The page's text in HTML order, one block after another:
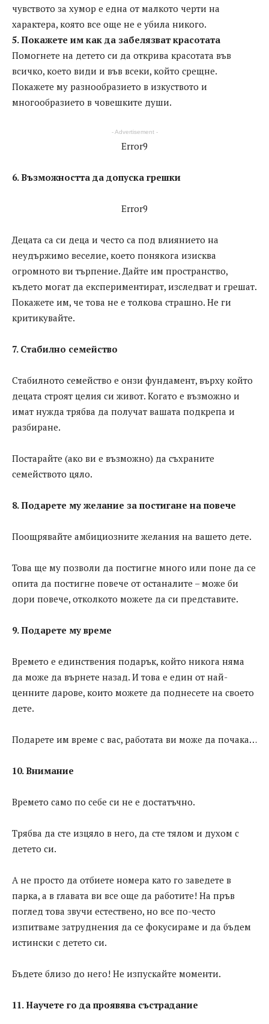
чувството за хумор е една от малкото черти на
характера, която все още не е убила никого.
5. Покажете им как да забелязват красотата
Помогнете на детето си да открива красотата във
всичко, което види и във всеки, който срещне.
Покажете му разнообразието в изкуството и
многообразието в човешките души.
- Advertisement -
Error9
6. Възможността да допуска грешки
Error9
Децата са си деца и често са под влиянието на
неудържимо веселие, което понякога изисква
огромното ви търпение. Дайте им пространство,
където могат да експериментират, изследват и грешат.
Покажете им, че това не е толкова страшно. Не ги
критикувайте.
7. Стабилно семейство
Стабилното семейство е онзи фундамент, върху който
децата строят целия си живот. Когато е възможно и
имат нужда трябва да получат вашата подкрепа и
разбиране.
Постарайте (ако ви е възможно) да съхраните
семейството цяло.
8. Подарете му желание за постигане на повече
Поощрявайте амбициозните желания на вашето дете.
Това ще му позволи да постигне много или поне да се
опита да постигне повече от останалите – може би
дори повече, отколкото можете да си представите.
9. Подарете му време
Времето е единствения подарък, който никога няма
да може да върнете назад. И това е един от най-
ценните дарове, които можете да поднесете на своето
дете.
Подарете им време с вас, работата ви може да почака…
10. Внимание
Времето само по себе си не е достатъчно.
Трябва да сте изцяло в него, да сте тялом и духом с
детето си.
А не просто да отбиете номера като го заведете в
парка, а в главата ви все още да работите! На пръв
поглед това звучи естествено, но все по-често
изпитваме затруднения да се фокусираме и да бъдем
истински с детето си.
Бъдете близо до него! Не изпускайте моменти.
11. Научете го да проявява състрадание